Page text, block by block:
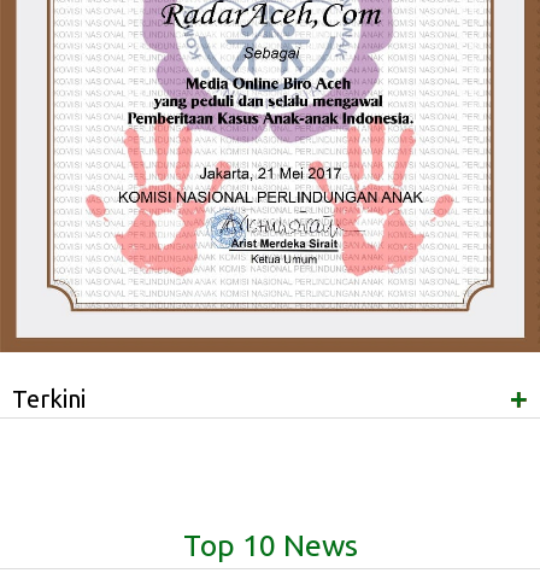
+
Terkini
Top 10 News